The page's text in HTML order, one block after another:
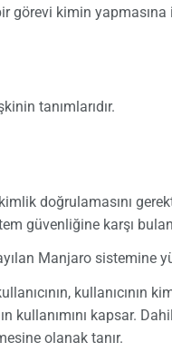
kimin yapmasına
tanımlarıdır.
doğrulamasını
güvenliğine karşı
Manjaro sistemine
kullanıcının
kullanımını kapsar.
olanak tanır.